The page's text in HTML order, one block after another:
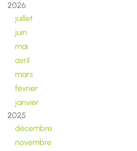
2026
juillet
juin
mai
avril
mars
février
janvier
2025
décembre
novembre